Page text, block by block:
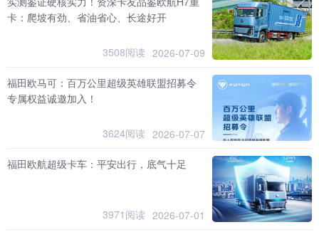
卡：爬坡有劲、省油省心、长途好开
3508阅读 2026-07-09
福田欧马可：百万公里超级英雄联盟招募令
专属权益诚邀加入！
3624阅读 2026-07-07
福田欧航超级卡车：平安出行，底气十足
3971阅读 2026-07-01